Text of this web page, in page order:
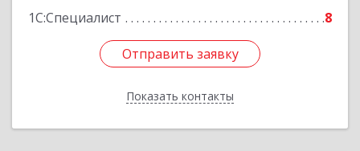
1С:Специалист
8
Отправить заявку
Показать контакты
Отправить заявку
Назад